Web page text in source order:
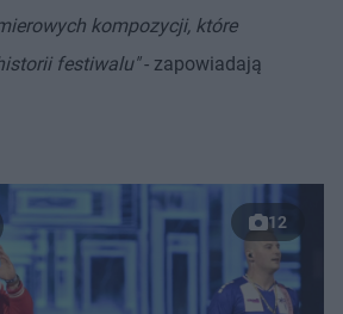
kompozycji, które
festiwalu"- zapowiadają
12